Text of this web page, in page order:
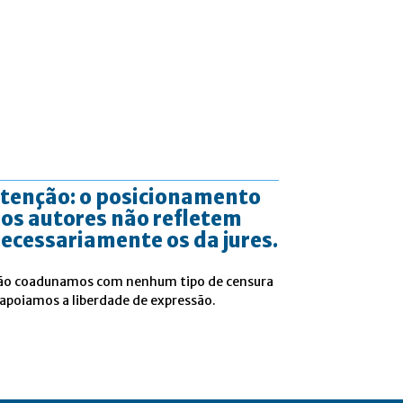
o posicionamento
autores não refletem
os da jures.
coadunamos com nenhum tipo de censura
a liberdade de expressão.